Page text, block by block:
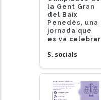
la Gent Gran
del Baix
Penedès, una
jornada que
es va celebrar
S. socials